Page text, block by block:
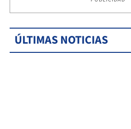
ÚLTIMAS NOTICIAS